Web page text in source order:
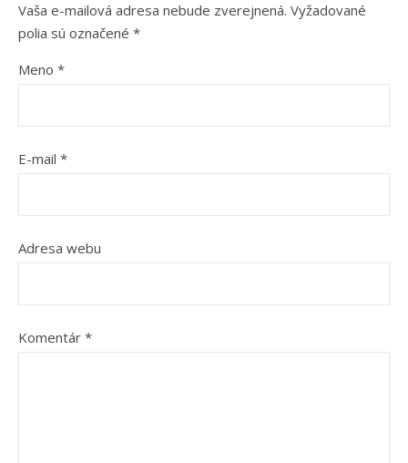
Vaša e-mailová adresa nebude zverejnená. Vyžadované
polia sú označené *
Meno *
E-mail *
Adresa webu
Komentár *